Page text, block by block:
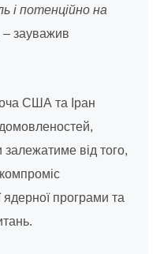
і потенційно на
– зауважив
США та Іран
залежатиме від того,
програми та